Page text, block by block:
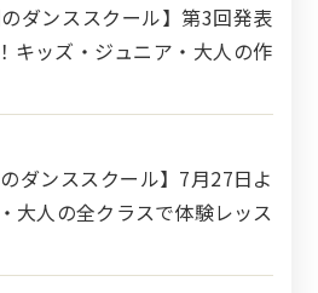
ダンススクール】第3回発表
キッズ・ジュニア・大人の作
ダンススクール】7月27日よ
大人の全クラスで体験レッス